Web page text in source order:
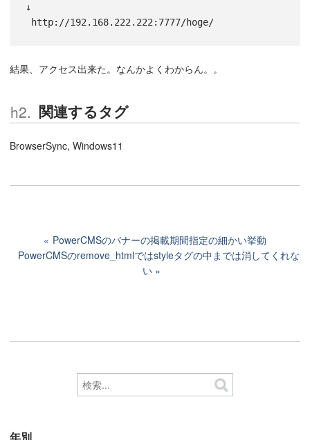
↓
http://192.168.222.222:7777/hoge/
結果、アクセス出来た。なんかよくわからん。。
関連するタグ
BrowserSync, Windows11
PowerCMSのバナーの掲載期間指定の細かい挙動
PowerCMSのremove_htmlではstyleタグの中までは消してくれな
い
年別